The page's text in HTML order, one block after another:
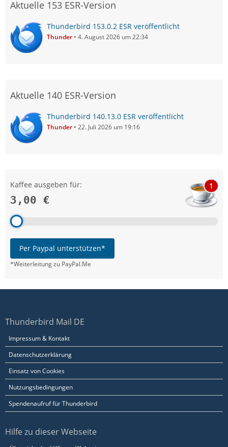
Aktuelle 153 ESR-Version
Thunderbird 153.0.2 ESR veröffentlicht
Thunder 4. August 2026 um 22:34
Aktuelle 140 ESR-Version
Thunderbird 140.13.0 ESR veröffentlicht
Thunder 22. Juli 2026 um 19:16
Kaffee ausgeben für:
3,00 €
1
Per Paypal unterstützen*
*Weiterleitung zu PayPal.Me
Thunderbird Mail DE
Impressum & Kontakt
Datenschutzerklärung
Einsatz von Cookies
Nutzungsbedingungen
Spendenaufruf für Thunderbird
Hilfe zu dieser Webseite